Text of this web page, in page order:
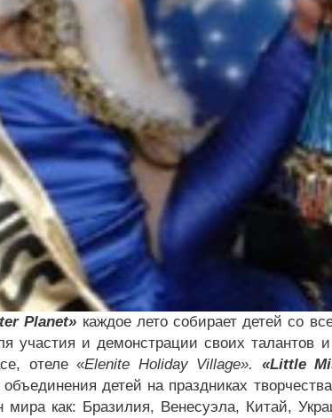
Planet» каждое лето собирает детей со
участия и демонстрации своих талантов
отеле «Elenite Holiday Village».
«Little
детей на праздниках
мира как: Бразилия, Венесуэла, Китай,